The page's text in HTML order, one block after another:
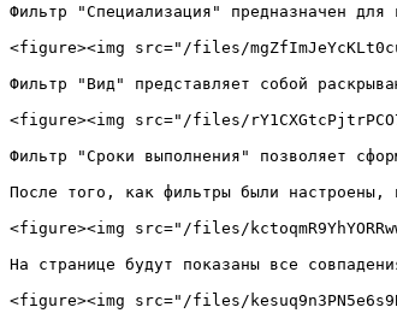
Фильтр "Специализация" предназначен
<figure><img src="/files/
Фильтр "Вид" представляет собой
<figure><img src="/files/
Фильтр "Сроки выполнения" позволяет
После того, как фильтры были
<figure><img src="/files/
На странице будут показаны все
<figure><img src="/files/